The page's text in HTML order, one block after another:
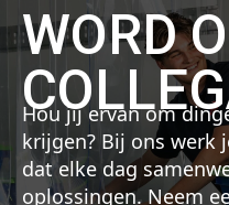
WORD
Hou jij ervan om
krijgen? Bij ons werk
dat elke dag
oplossingen. Neem